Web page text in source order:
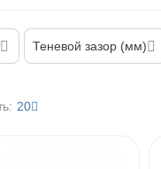
Теневой зазор (мм)
20